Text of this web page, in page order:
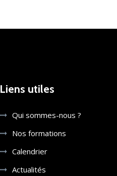
Liens utiles
Qui sommes-nous ?
Nos formations
Calendrier
Actualités